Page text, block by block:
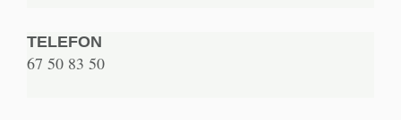
TELEFON
67 50 83 50